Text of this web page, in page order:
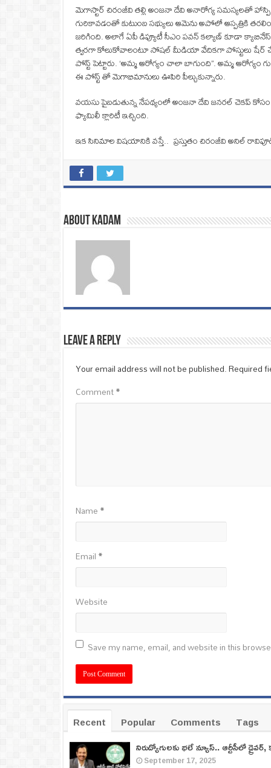
మెగాస్టార్ చిరంజీవి తల్లి అంజనా దేవి అనారోగ్య సమస్యలతో
గురికావడంతో కుటుంబ సభ్యులు ఆమెను అపోలో ఆస్పత్రికి
జరిగింది. అలాగే ఏపీ డిప్యూటీ సీఎం పవన్ కల్యాణ్ కూడా
త్వరగా కోలుకోవాలంటూ సోషల్ మీడియా వేదికగా పోస్టులు షేర్
పోస్ట్ పెట్టారు. ‘అమ్మ ఆరోగ్యం చాలా బాగుంది”. అమ్మ ఆరోగ్యం
ఈ పోస్ట్ తో మెగాభిమానులు ఊపిరి పీల్చుకున్నారు.
వయసు పైబడుతున్న నేపథ్యంలో అంజనా దేవి జనరల్ చెకప్ కోసం
ఫ్యామిలీ క్లారిటీ ఇచ్చింది.
ఇక సినిమాల విషయానికి వస్తే.. ప్రస్తుతం చిరంజీవి అనిల్
About Kadam
Leave a Reply
Your email address will not be published.Required
Comment*
Name*
Email*
Website
Save my name, email, and website in this
Recent Popular Comments
Tags
నిరుద్యోగులకు భలే న్యూస్.. ఆర్టీసీలో
September 17, 2025